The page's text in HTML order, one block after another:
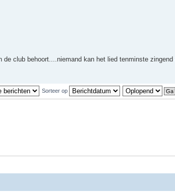
club behoort....niemand kan het lied tenminste zingend
Sorteer op